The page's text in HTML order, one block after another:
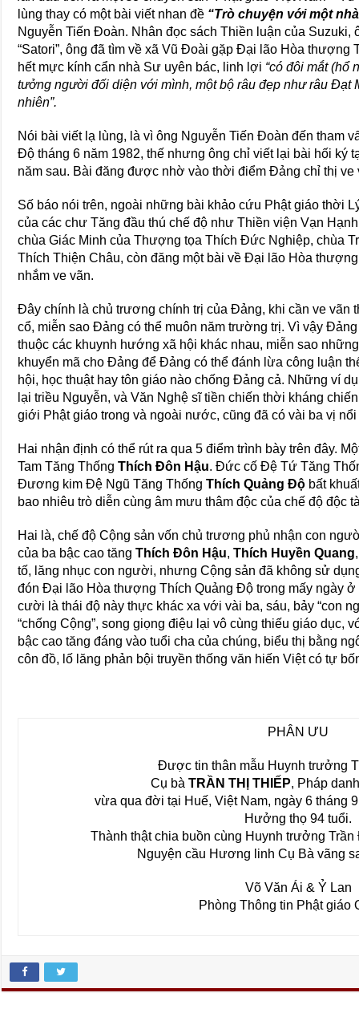
lùng thay có một bài viết nhan đề “Trò chuyện với một
Nguyễn Tiến Đoàn. Nhân đọc sách Thiền luận của
“Satori”, ông đã tìm về xã Vũ Đoài gặp Đại lão Hòa
hết mực kính cẩn nhà Sư uyên bác, linh lợi “có đôi mắt (hổ
tưởng người đối diện với mình, một bộ râu đẹp như râu Đạt
nhiên”.
Nói bài viết lạ lùng, là vì ông Nguyễn Tiến Đoàn đến tham
Độ tháng 6 năm 1982, thế nhưng ông chỉ viết lại bài hối ký
năm sau. Bài đăng được nhờ vào thời điểm Đảng chỉ thị ve
Số báo nói trên, ngoài những bài khảo cứu Phật giáo thời
của các chư Tăng đầu thú chế độ như Thiền viện Vạn
chùa Giác Minh của Thượng tọa Thích Đức Nghiệp, chùa
Thích Thiện Châu, còn đăng một bài về Đại lão Hòa
nhắm ve vãn.
Đây chính là chủ trương chính trị của Đảng, khi cần ve vãn
cổ, miễn sao Đảng có thể muôn năm trường trị. Vì vậy
thuộc các khuynh hướng xã hội khác nhau, miễn sao
khuyển mã cho Đảng để Đảng có thể đánh lừa công luận
hội, học thuật hay tôn giáo nào chống Đảng cả. Những ví
lại triều Nguyễn, và Văn Nghệ sĩ tiền chiến thời kháng
giới Phật giáo trong và ngoài nước, cũng đã có vài ba vị
Hai nhận định có thể rút ra qua 5 điểm trình bày trên đây.
Tam Tăng ThốngThích Đôn Hậu. Đức cố Đệ Tứ Tăng
Đương kim Đệ Ngũ Tăng ThốngThích Quảng Độ bất
bao nhiêu trò diễn cùng âm mưu thâm độc của chế độ độc
Hai là, chế độ Cộng sản vốn chủ trương phủ nhận con
của ba bậc cao tăngThích Đôn Hậu,Thích Huyền Quang
tố, lăng nhục con người, nhưng Cộng sản đã không sử
đón Đại lão Hòa thượng Thích Quảng Độ trong mấy ngày
cười là thái độ này thực khác xa với vài ba, sáu, bảy “con
“chống Cộng”, song giọng điệu lại vô cùng thiếu giáo dục,
bậc cao tăng đáng vào tuổi cha của chúng, biểu thị bằng
côn đồ, lố lăng phản bội truyền thống văn hiến Việt có tự
PHÂN ƯU
Được tin thân mẫu Huynh trưởng
Cụ bàTRẦN THỊ THIẾP, Pháp
vừa qua đời tại Huế, Việt Nam, ngày 6 tháng
Hưởng thọ 94 tuổi.
Thành thật chia buồn cùng Huynh trưởng
Nguyện cầu Hương linh Cụ Bà vãng
Võ Văn Ái & Ỷ Lan
Phòng Thông tin Phật giáo